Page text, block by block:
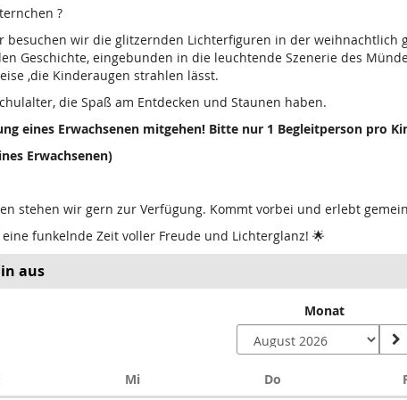
?
besuchen wir die glitzernden Lichterfiguren in der weihnachtlich
Geschichte, eingebunden in die leuchtende Szenerie des
,die Kinderaugen strahlen lässt.
die Spaß am Entdecken und Staunen haben.
eines Erwachsenen mitgehen! Bitte nur 1 Begleitperson pro
Erwachsenen)
stehen wir gern zur Verfügung. Kommt vorbei und erlebt
funkelnde Zeit voller Freude und Lichterglanz! 🌟
aus
Monat
MiMittwoch Do